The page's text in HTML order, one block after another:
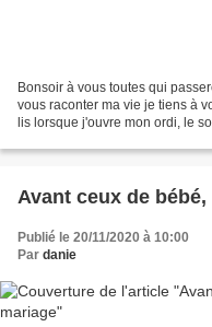
Bonsoir à vous toutes qui
vous raconter ma vie je tiens à
lis lorsque j'ouvre mon ordi, le
Avant ceux de
Publié le 20/11/2020 à 10:00
Par danie